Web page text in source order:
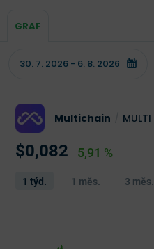
GRAF
Multichain MULTI
$0,082 5,91 %
1 týd. 1 měs. 3 měs.